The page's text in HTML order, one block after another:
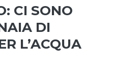
CI SONO
DI
L’ACQUA